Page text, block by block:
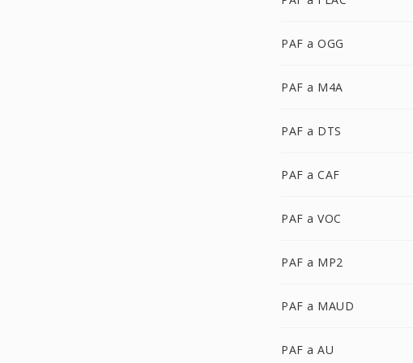
PAF a OGG
PAF a M4A
PAF a DTS
PAF a CAF
PAF a VOC
PAF a MP2
PAF a MAUD
PAF a AU